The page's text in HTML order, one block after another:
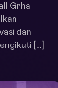
Grha
dan
[…]